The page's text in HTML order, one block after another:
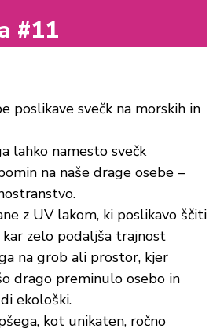
#11
poslikave svečk na morskih in
lahko namesto svečk
na naše drage osebe –
z UV lakom, ki poslikavo ščiti
zelo podaljša trajnost
na grob ali prostor, kjer
drago preminulo osebo in
ekološki.
kot unikaten, ročno